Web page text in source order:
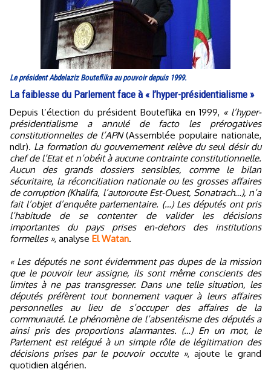
Le président Abdelaziz Bouteflika au pouvoir depuis 1999.
La faiblesse du Parlement face à « l’hyper-présidentialisme »
Depuis l’élection du président Bouteflika en 1999, « l’hyper-
présidentialisme a annulé de facto les prérogatives
constitutionnelles de l’APN(Assemblée populaire nationale,
ndlr). La formation du gouvernement relève du seul désir du
chef de l’Etat et n’obéit à aucune contrainte constitutionnelle.
Aucun des grands dossiers sensibles, comme le bilan
sécuritaire, la réconciliation nationale ou les grosses affaires
de corruption (Khalifa, l’autoroute Est-Ouest, Sonatrach…), n’a
fait l’objet d’enquête parlementaire. (…) Les députés ont pris
l’habitude de se contenter de valider les décisions
importantes du pays prises en-dehors des institutions
formelles », analyse El Watan.
« Les députés ne sont évidemment pas dupes de la mission
que le pouvoir leur assigne, ils sont même conscients des
limites à ne pas transgresser. Dans une telle situation, les
députés préfèrent tout bonnement vaquer à leurs affaires
personnelles au lieu de s’occuper des affaires de la
communauté. Le phénomène de l’absentéisme des députés a
ainsi pris des proportions alarmantes. (…) En un mot, le
Parlement est relégué à un simple rôle de légitimation des
décisions prises par le pouvoir occulte », ajoute le grand
quotidien algérien.